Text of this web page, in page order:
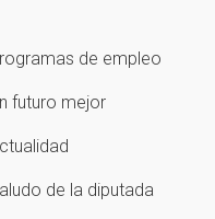
de empleo
futuro mejor
de la diputada